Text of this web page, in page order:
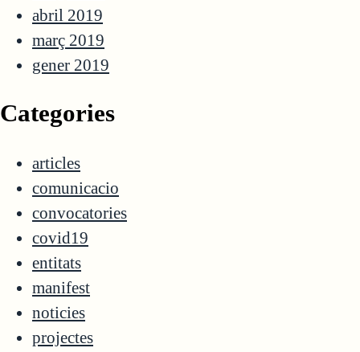
abril 2019
març 2019
gener 2019
Categories
articles
comunicacio
convocatories
covid19
entitats
manifest
noticies
projectes